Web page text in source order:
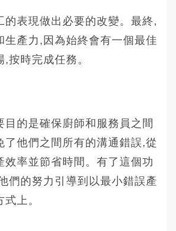
的表現做出必要的改變。最終,
生產力,因為始終會有一個最佳
按時完成任務。
目的是確保廚師和服務員之間
了他們之間所有的溝通錯誤,從
效率並節省時間。有了這個功
們的努力引導到以最小錯誤產
上。